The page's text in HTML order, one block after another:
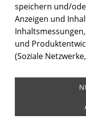
speichern und/
Anzeigen und
und
(Soziale